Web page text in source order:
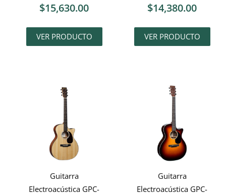
$15,630.00
VER PRODUCTO
$14,380.00
VER PRODUCTO
Guitarra
Electroacústica GPC-
Guitarra
Electroacústica GPC-